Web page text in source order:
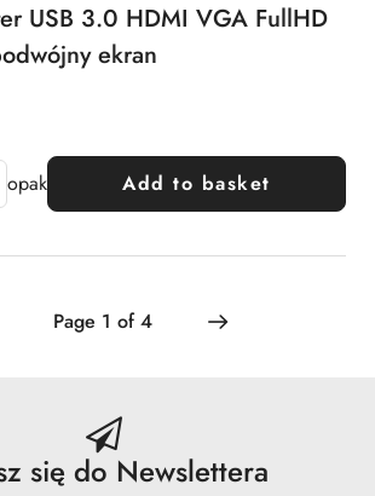
USB 3.0 HDMI VGA FullHD
ekran
opak Add to basket
się do Newslettera